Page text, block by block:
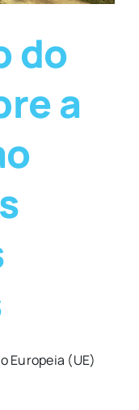
do
a
Europeia (UE)